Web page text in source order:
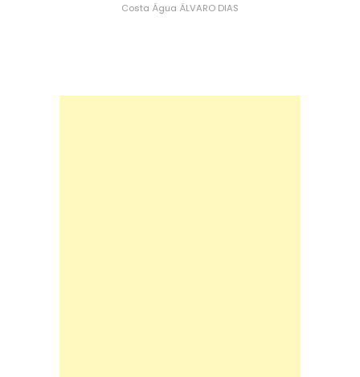
Costa Água ÁLVARO DIAS